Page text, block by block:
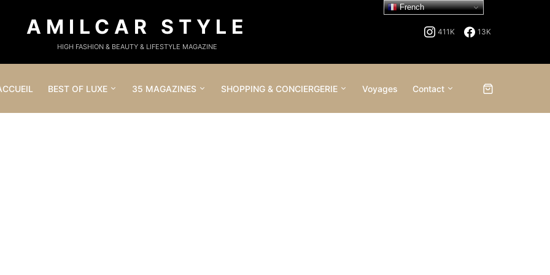
AMILCAR STYLE
HIGH FASHION & BEAUTY & LIFESTYLE MAGAZINE
411K 13K
BEST OF LUXE 35 MAGAZINES SHOPPING & CONCIERGERIE Voyages Contact
French